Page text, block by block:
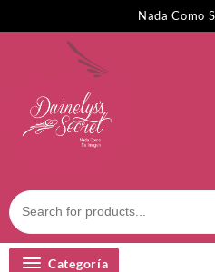
Nada Como
Categoría